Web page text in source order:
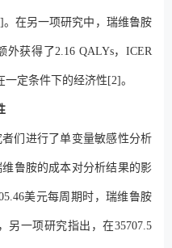
在另一项研究中，瑞维鲁胺
获得了2.16 QALYs，ICER
一定条件下的经济性[2]。
们进行了单变量敏感性分析
鲁胺的成本对分析结果的影
美元每周期时，瑞维鲁胺
另一项研究指出，在35707.5